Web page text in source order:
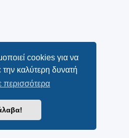
cookies για να
την καλύτερη δυνατή
περισσότερα